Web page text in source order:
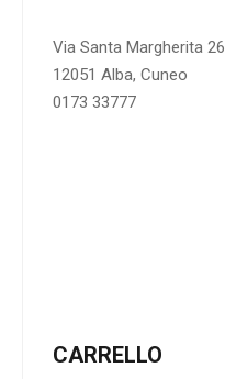
Via Santa Margherita 26
12051 Alba, Cuneo
0173 33777
CARRELLO